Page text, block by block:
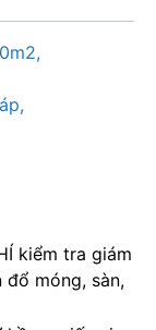
kiểm tra giám
đổ móng, sàn,